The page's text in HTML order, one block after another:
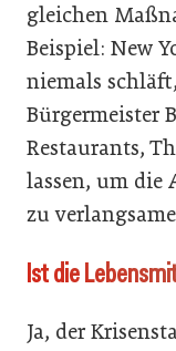
gleichen
Beispiel: New
niemals
Bürgermeister
Restaurants,
lassen, um die
zu
Ist die
Ja, der